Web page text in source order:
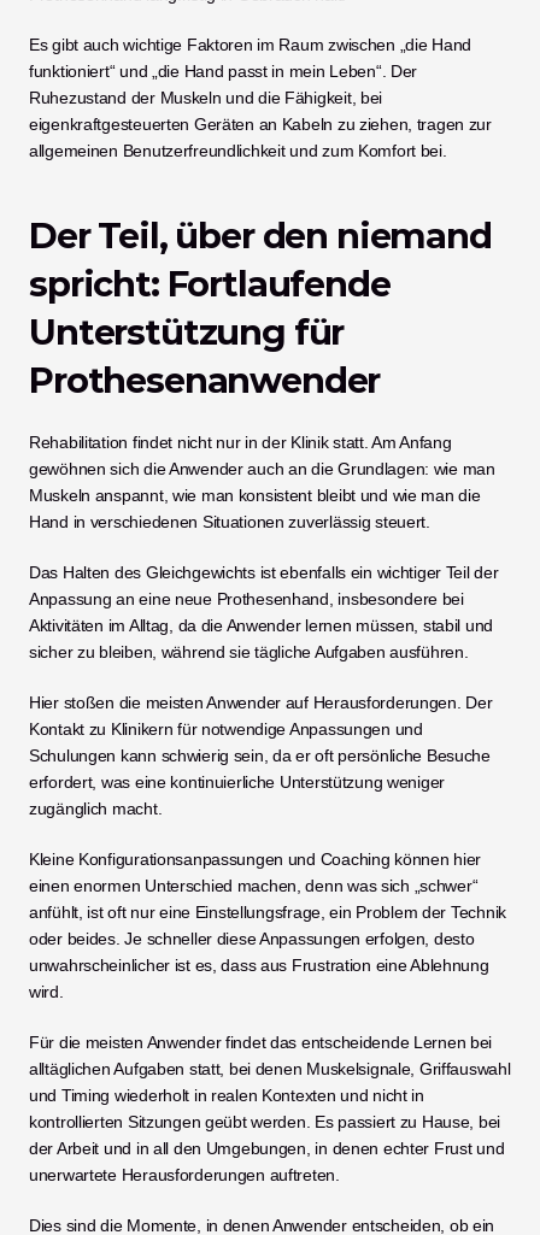
Es gibt auch wichtige Faktoren im Raum zwischen „die Hand
funktioniert“ und „die Hand passt in mein Leben“. Der
Ruhezustand der Muskeln und die Fähigkeit, bei
eigenkraftgesteuerten Geräten an Kabeln zu ziehen, tragen zur
allgemeinen Benutzerfreundlichkeit und zum Komfort bei.
Der Teil, über den niemand
spricht: Fortlaufende
Unterstützung für
Prothesenanwender
Rehabilitation findet nicht nur in der Klinik statt. Am Anfang
gewöhnen sich die Anwender auch an die Grundlagen: wie man
Muskeln anspannt, wie man konsistent bleibt und wie man die
Hand in verschiedenen Situationen zuverlässig steuert.
Das Halten des Gleichgewichts ist ebenfalls ein wichtiger Teil der
Anpassung an eine neue Prothesenhand, insbesondere bei
Aktivitäten im Alltag, da die Anwender lernen müssen, stabil und
sicher zu bleiben, während sie tägliche Aufgaben ausführen.
Hier stoßen die meisten Anwender auf Herausforderungen. Der
Kontakt zu Klinikern für notwendige Anpassungen und
Schulungen kann schwierig sein, da er oft persönliche Besuche
erfordert, was eine kontinuierliche Unterstützung weniger
zugänglich macht.
Kleine Konfigurationsanpassungen und Coaching können hier
einen enormen Unterschied machen, denn was sich „schwer“
anfühlt, ist oft nur eine Einstellungsfrage, ein Problem der Technik
oder beides. Je schneller diese Anpassungen erfolgen, desto
unwahrscheinlicher ist es, dass aus Frustration eine Ablehnung
wird.
Für die meisten Anwender findet das entscheidende Lernen bei
alltäglichen Aufgaben statt, bei denen Muskelsignale, Griffauswahl
und Timing wiederholt in realen Kontexten und nicht in
kontrollierten Sitzungen geübt werden. Es passiert zu Hause, bei
der Arbeit und in all den Umgebungen, in denen echter Frust und
unerwartete Herausforderungen auftreten.
Dies sind die Momente, in denen Anwender entscheiden, ob ein